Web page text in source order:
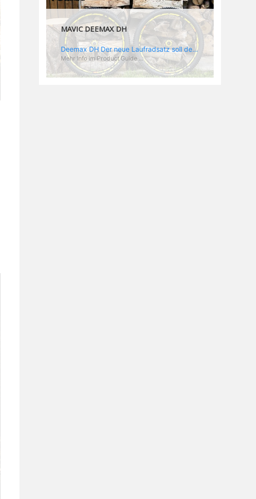
MAVIC DEEMAX PRO
Deemax Pro Schuh Vielleicht fragt ihr euch, was ein Schuh mit Deemax zu tun hat? Nun, hier spielt vor allem der Einsatzzweck eine Rolle: Deemax steht für Gravity pur und dafür ist auch der neue Schuh gedacht, der vor allem den Ideen von Downhill Legende Fabien Barel entspricht. Der Schuh soll ganz der Deemax Philosophie entsprechen: kompromisslose Funktion, effizient und hoher Komfort standen auf der Wunschliste von Fabien. Und das kam dabei heraus: - die neue „Energy Grip AM“ Sohle bietet maximale Stabilität und optimalen Grip auf dem Pedal. - die „Ergo Fit“ Innensohle soll super hohen Komfort bieten und optimal sitzen und zwar den ganzen Tag lang. - eine 3D-Mesch-Konstruktion soll den Fuß belüften und sowohl bei Sonne also auch unter kühlen Bedingungen für optimales Fußklima sorgen - die Assymetrische Konstruktion mit höherem Seitenteil innen soll den Knöchel optimal schützen - extra Schutz für die Zehen und die Fersen
Mehr Info im Product Guide ...